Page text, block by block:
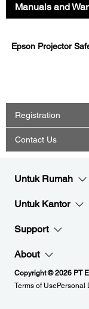
Manuals and
Epson Projector
Registration
Contact Us
Untuk Rumah
Untuk Kantor
Support
About
Copyright © 2026 PT
Terms of UsePersonal